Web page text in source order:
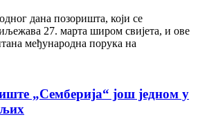
дана позоришта, који се
27. марта широм свијета, и ове
међународна порука на
„Семберија“ још једном у